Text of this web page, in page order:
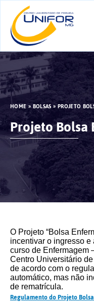
HOME»BOLSAS»PROJETO
Projeto Bolsa
O Projeto “Bolsa
incentivar o ingresso
curso de Enfermagem
Centro Universitário
de acordo com o
automático, mas não
de rematrícula.
Regulamento do Projeto